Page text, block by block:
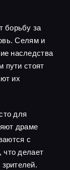
борьбу за
Селям и
наследства
пути стоят
их
для
драме
с
что делает